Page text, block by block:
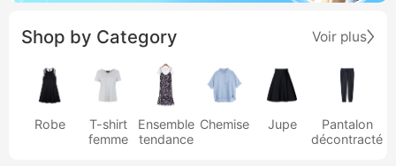
Shop by Category Voir plus
Robe
T-shirt
femme
Ensemble
tendance
Chemise Jupe
Pantalon
décontracté